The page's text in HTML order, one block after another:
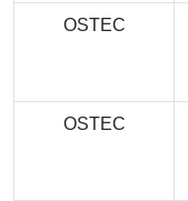
OSTEC
OSTEC